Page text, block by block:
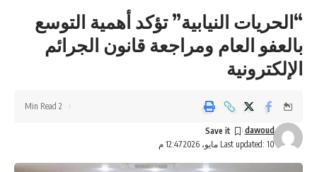
“الحريات النيابية” تؤكد أهمية التوسع
بالعفو العام ومراجعة قانون الجرائم
الإلكترونية
Last updated: 10 مايو، 2026 12:47 م
dawoud
2 Min Read